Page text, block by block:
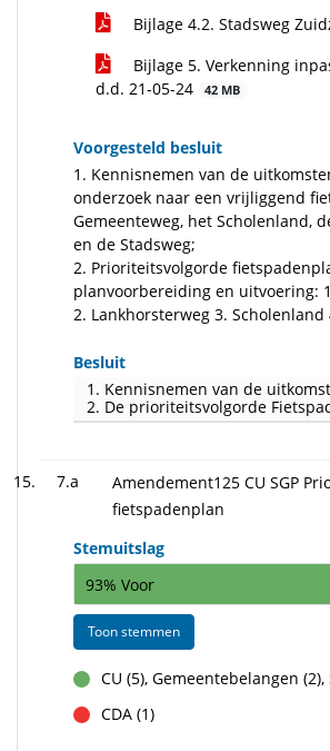
Bijlage 4.2. Stadsweg
Bijlage 5. Verkenning
d.d. 21-05-24
42 MB
Voorgesteld besluit
1. Kennisnemen van de
onderzoek naar een vrijliggend
Gemeenteweg, het Scholenland,
en de Stadsweg;
2. Prioriteitsvolgorde
planvoorbereiding en uitvoering:
2. Lankhorsterweg 3. Scholenland
Besluit
1. Kennisnemen van de
2. De prioriteitsvolgorde
7.a
Amendement125 CU SGP
fietspadenplan
Stemuitslag
93% Voor
Toon stemmen
voor
CU (5), Gemeentebelangen (2),
tegen
CDA (1)